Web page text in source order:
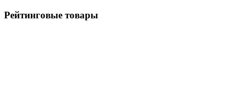
Рейтинговые товары